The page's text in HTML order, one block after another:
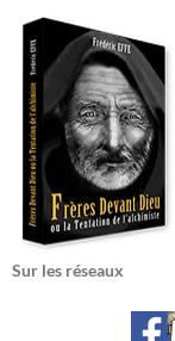
Sur les réseaux